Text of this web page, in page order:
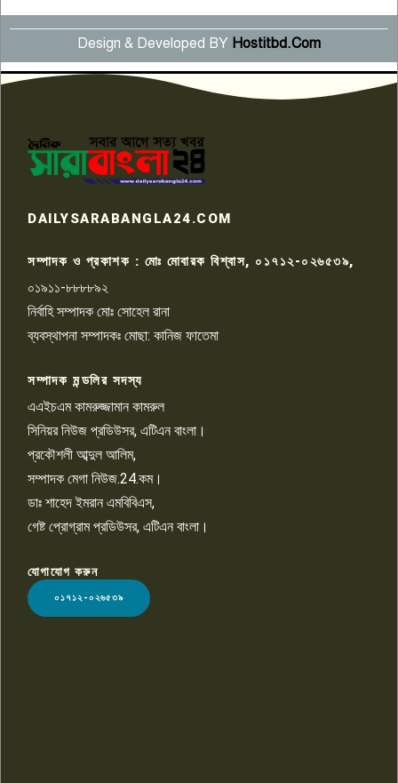
৬
সংবাদ সম্মেলনে অভিযোগ অস্বীকার
উদ্দেশ্য প্রণোদিত সংবাদ প্রকাশের
প্রতিবাদ নাজির হাসানের
৭
কেটে ঘরে ঢুকে স্কুল শিক্ষিকাকে হত্যা
টয়লেটের ট্যাংকি থেকে লাশ উদ্ধার
রাজশাহীতে সন্ত্রাসী হামলায় গুরুতর
৯
চাঁদাবাজি ও হয়রানির অভিযোগ
১০
Design & Developed BY Hostitbd.Com
LOGO
DAILYSARABANGLA24.COM
সম্পাদক ও প্রকাশক : মোঃ মোবারক বিশ্বাস, ০১৭১২-০২৬৫৩৯,
০১৯১১-৮৮৮৮৯২
নির্বাহি সম্পাদক মোঃ সোহেল রানা
ব্যবস্থাপনা সম্পাদকঃ মোছা: কানিজ ফাতেমা
সম্পাদক মন্ডলির সদস্য
এএইচএম কামরুজ্জামান কামরুল
সিনিয়র নিউজ প্রডিউসর, এটিএন বাংলা।
প্রকৌশলী আব্দুল আলিম,
সম্পাদক মেগা নিউজ.24.কম।
ডাঃ শাহেদ ইমরান এমবিবিএস,
গেষ্ট প্রোগ্রাম প্রডিউসর, এটিএন বাংলা।
যোগাযোগ করুন
০১৭১২-০২৬৫৩৯